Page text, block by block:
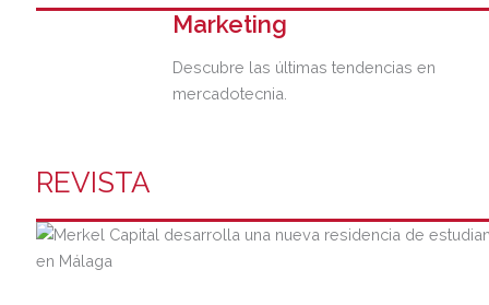
Marketing
Descubre las últimas tendencias en
mercadotecnia.
REVISTA